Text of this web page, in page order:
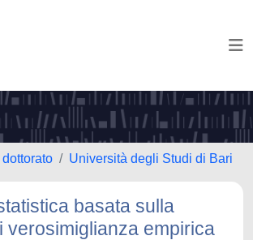
Università degli Studi di Bari
basata sulla
verosimiglianza empirica